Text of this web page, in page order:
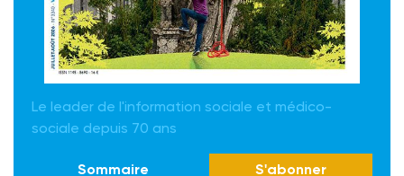
Le leader de l'information sociale et médico-
sociale depuis 70 ans
Sommaire S'abonner